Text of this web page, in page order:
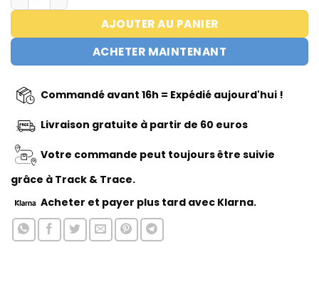
AJOUTER AU PANIER
ACHETER MAINTENANT
Commandé avant 16h = Expédié aujourd'hui !
Livraison gratuite à partir de 60 euros
Votre commande peut toujours être suivie
grâce à Track & Trace.
Acheter et payer plus tard avec Klarna.